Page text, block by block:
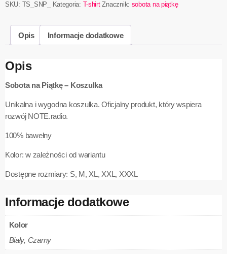
SKU: TS_SNP_ Kategoria: T-shirt Znacznik: sobota na piątkę
Opis Informacje dodatkowe
Opis
Sobota na Piątkę – Koszulka
Unikalna i wygodna koszulka. Oficjalny produkt, który wspiera
rozwój NOTE.radio.
100% bawełny
Kolor: w zależności od wariantu
Dostępne rozmiary: S, M, XL, XXL, XXXL
Informacje dodatkowe
Kolor
Biały, Czarny